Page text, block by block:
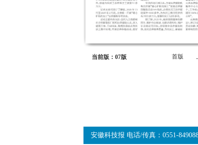
当前版：07版 首版
安徽科技报 电话/传真：0551-